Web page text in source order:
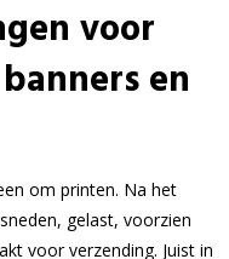
voor
en
om printen. Na het
gelast, voorzien
voor verzending. Juist in